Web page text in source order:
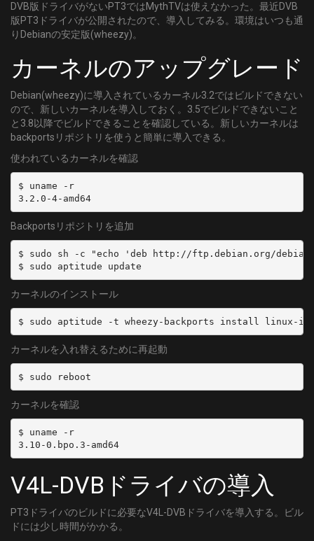
DVB版ドライバがないPT3ではMythTVは使えなかった。最近DVB
版PT3ドライバが公開されたので、導入してみる。環境はいつも通
りDebianの安定版(wheezy)。
カーネルのアップグレード
Debian(wheezy)に導入されているカーネル3.2ではビルドできない
ので、新しいカーネルを導入しておく。3.5でビルドできないこと
と3.8以降でビルドできることを確認している。新しいカーネルは
backportsリポジトリを使うと簡単に導入できる。
使われているカーネルを確認
$ uname -r
3.2.0-4-amd64
Backportsリポジトリを追加
$ sudo sh -c "echo 'deb http://ftp.debian.org/
$ sudo aptitude update
カーネルのインストール
$ sudo aptitude -t wheezy-backports install linux-
カーネルを入れ替えるために再起動
$ sudo reboot
カーネルを確認
$ uname -r
3.10-0.bpo.3-amd64
V4L-DVBドライバの導入
PT3ドライバのビルドに必要なV4L-DVBドライバを導入する。ビル
ドには少し時間がかかる。